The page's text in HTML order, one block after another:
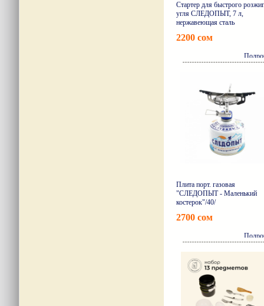
Стартер для быстрого
угля СЛЕДОПЫТ, 7 л,
нержавеющая сталь
2200 сом
Плита порт. газовая
"СЛЕДОПЫТ - Маленький
костерок"/40/
2700 сом